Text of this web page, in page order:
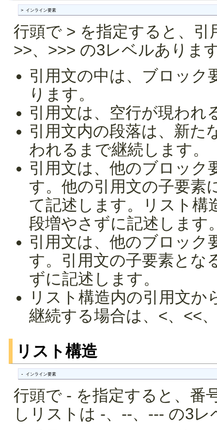
> インライン要素
行頭で > を指定すると、
>>、>>> の3レベルありま
引用文の中は、ブロック
ります。
引用文は、空行が現われ
引用文内の段落は、新た
われるまで継続します。
引用文は、他のブロック
す。他の引用文の子要素
て記述します。リスト構
段増やさずに記述します
引用文は、他のブロック
す。引用文の子要素とな
ずに記述します。
リスト構造内の引用文か
継続する場合は、<、<<
リスト構造
- インライン要素
行頭で - を指定すると、番
しリストは -、--、--- の3